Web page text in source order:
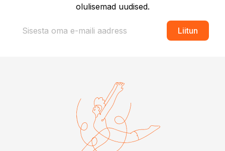
olulisemad uudised.
Liitun